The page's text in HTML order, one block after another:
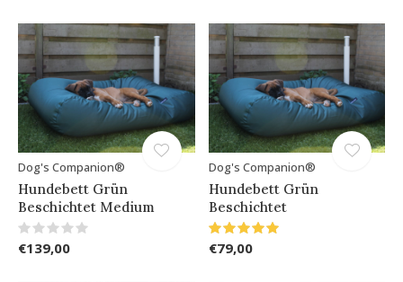
Dog's Companion®
Hundebett Grün
Beschichtet Medium
€139,00
Dog's Companion®
Hundebett Grün
Beschichtet
€79,00